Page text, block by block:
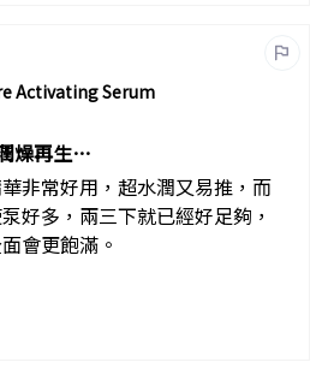
Activating Serum
燥再生精
非常好用，超水潤又易推，而
好多，兩三下就已經好足夠，
會更飽滿。